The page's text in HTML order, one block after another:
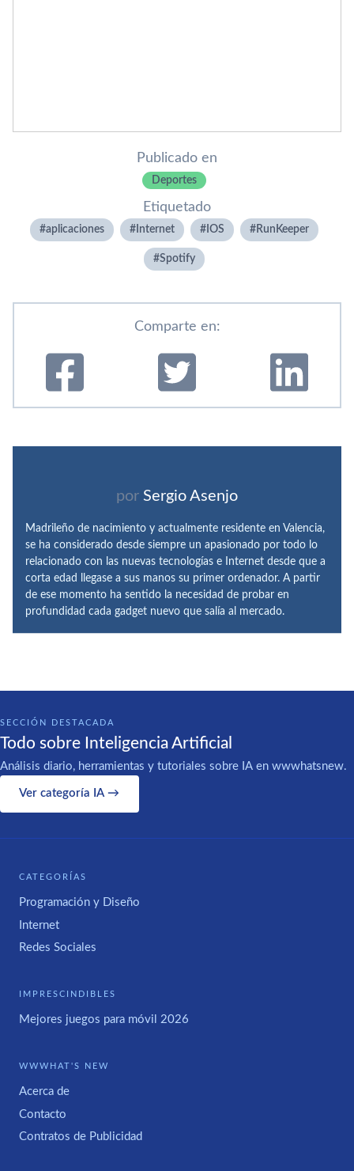
Publicado en
Deportes
Etiquetado
aplicaciones Internet IOS RunKeeper
Spotify
Comparte en:
por Sergio Asenjo
Madrileño de nacimiento y actualmente residente en Valencia,
se ha considerado desde siempre un apasionado por todo lo
relacionado con las nuevas tecnologías e Internet desde que a
corta edad llegase a sus manos su primer ordenador. A partir
de ese momento ha sentido la necesidad de probar en
profundidad cada gadget nuevo que salía al mercado.
SECCIÓN DESTACADA
Todo sobre Inteligencia Artificial
Análisis diario, herramientas y tutoriales sobre IA en wwwhatsnew.
Ver categoría IA →
CATEGORÍAS
Programación y Diseño
Internet
Redes Sociales
IMPRESCINDIBLES
Mejores juegos para móvil 2026
WWWHAT'S NEW
Acerca de
Contacto
Contratos de Publicidad